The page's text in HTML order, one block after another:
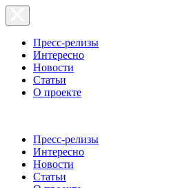
Пресс-релизы
Интересно
Новости
Статьи
О проекте
Пресс-релизы
Интересно
Новости
Статьи